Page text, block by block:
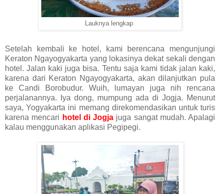
Lauknya lengkap
Setelah kembali ke hotel, kami berencana mengunjungi
Keraton Ngayogyakarta yang lokasinya dekat sekali dengan
hotel. Jalan kaki juga bisa. Tentu saja kami tidak jalan kaki,
karena dari Keraton Ngayogyakarta, akan dilanjutkan pula
ke Candi Borobudur. Wuih, lumayan juga nih rencana
perjalanannya. Iya dong, mumpung ada di Jogja. Menurut
saya, Yogyakarta ini memang direkomendasikan untuk turis
karena mencari hotel di Jogja juga sangat mudah. Apalagi
kalau menggunakan aplikasi Pegipegi.